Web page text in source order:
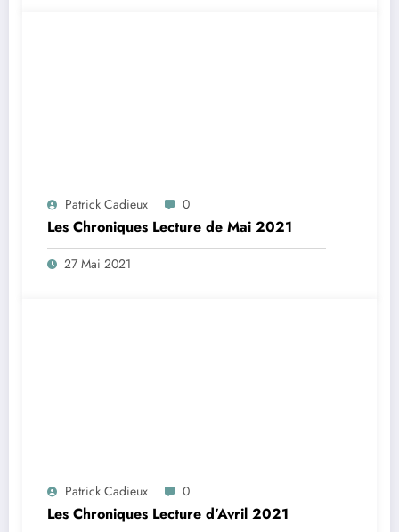
Patrick Cadieux 0
Les Chroniques Lecture de Mai 2021
27 Mai 2021
Patrick Cadieux 0
Les Chroniques Lecture d’Avril 2021